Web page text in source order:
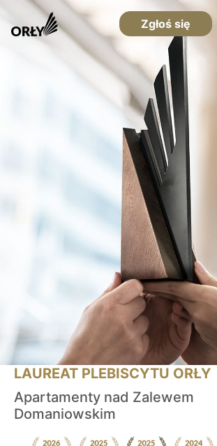
Zgłoś się
LAUREAT PLEBISCYTU ORŁY
Apartamenty nad Zalewem
Domaniowskim